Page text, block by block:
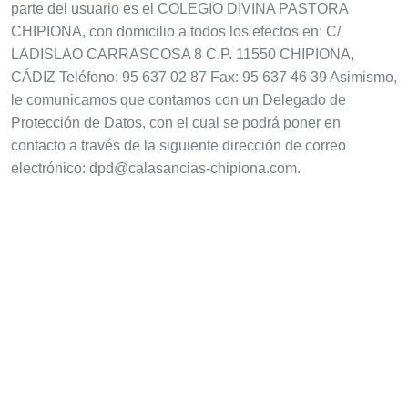
parte del usuario es el COLEGIO DIVINA PASTORA
CHIPIONA, con domicilio a todos los efectos en: C/
LADISLAO CARRASCOSA 8 C.P. 11550 CHIPIONA,
CÁDIZ Teléfono: 95 637 02 87 Fax: 95 637 46 39 Asimismo,
le comunicamos que contamos con un Delegado de
Protección de Datos, con el cual se podrá poner en
contacto a través de la siguiente dirección de correo
electrónico: dpd@calasancias-chipiona.com.